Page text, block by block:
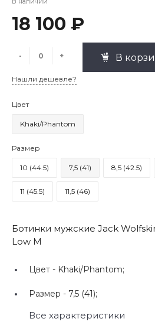
18 100 ₽
- + В
Нашли дешевле?
Цвет
Khaki/Phantom
Размер
10 (44.5) 7,5 (41) 8,5 (42.5)
11 (45.5) 11,5 (46)
Ботинки мужские Jack
Low M
Цвет - Khaki/Phantom;
Размер - 7,5 (41);
Все характеристики